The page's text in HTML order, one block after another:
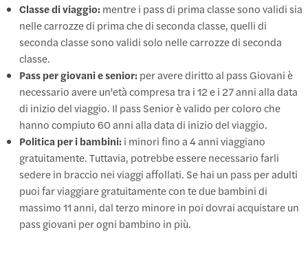
Classe di viaggio: mentre i pass di prima classe sono validi sia
nelle carrozze di prima che di seconda classe, quelli di
seconda classe sono validi solo nelle carrozze di seconda
classe.
Pass per giovani e senior: per avere diritto al pass Giovani è
necessario avere un'età compresa tra i 12 e i 27 anni alla data
di inizio del viaggio. Il pass Senior è valido per coloro che
hanno compiuto 60 anni alla data di inizio del viaggio.
Politica per i bambini: i minori fino a 4 anni viaggiano
gratuitamente. Tuttavia, potrebbe essere necessario farli
sedere in braccio nei viaggi affollati. Se hai un pass per adulti
puoi far viaggiare gratuitamente con te due bambini di
massimo 11 anni, dal terzo minore in poi dovrai acquistare un
pass giovani per ogni bambino in più.